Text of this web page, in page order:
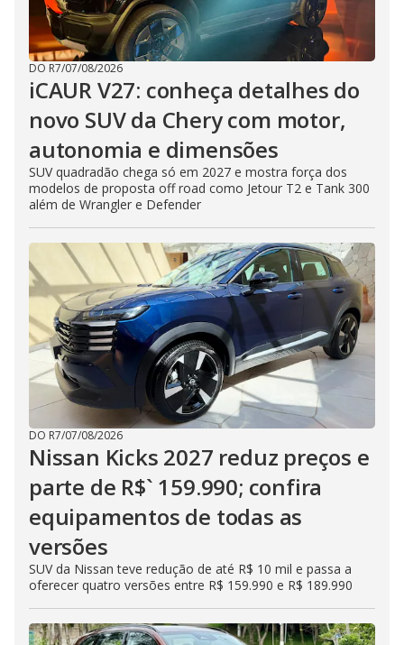
DO R7/07/08/2026
iCAUR V27: conheça detalhes do
novo SUV da Chery com motor,
autonomia e dimensões
SUV quadradão chega só em 2027 e mostra força dos
modelos de proposta off road como Jetour T2 e Tank 300
além de Wrangler e Defender
DO R7/07/08/2026
Nissan Kicks 2027 reduz preços e
parte de R$` 159.990; confira
equipamentos de todas as
versões
SUV da Nissan teve redução de até R$ 10 mil e passa a
oferecer quatro versões entre R$ 159.990 e R$ 189.990